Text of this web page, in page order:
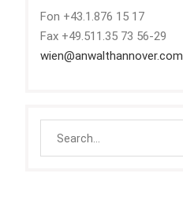
Fon +43.1.876 15 17
Fax +49.511.35 73 56-29
wien@anwalthannover.com